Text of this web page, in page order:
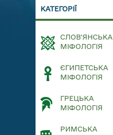
КАТЕГОРІЇ
СЛОВ'ЯНСЬКА
МІФОЛОГІЯ
ЄГИПЕТСЬКА
МІФОЛОГІЯ
ГРЕЦЬКА
МІФОЛОГІЯ
РИМСЬКА